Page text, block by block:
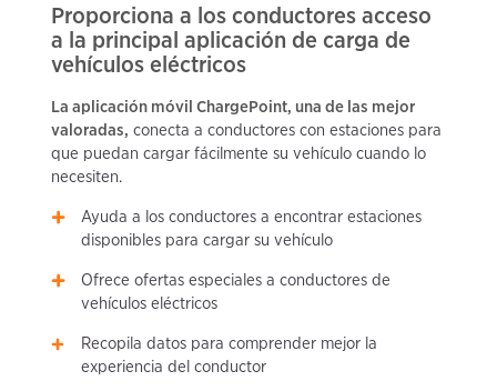
Proporciona a los conductores acceso
a la principal aplicación de carga de
vehículos eléctricos
La aplicación móvil ChargePoint, una de las mejor
valoradas, conecta a conductores con estaciones para
que puedan cargar fácilmente su vehículo cuando lo
necesiten.
Ayuda a los conductores a encontrar estaciones
disponibles para cargar su vehículo
Ofrece ofertas especiales a conductores de
vehículos eléctricos
Recopila datos para comprender mejor la
experiencia del conductor